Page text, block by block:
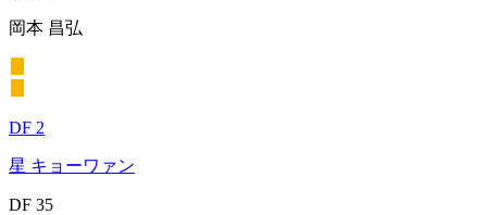
岡本 昌弘
DF 2
星 キョーワァン
DF 35